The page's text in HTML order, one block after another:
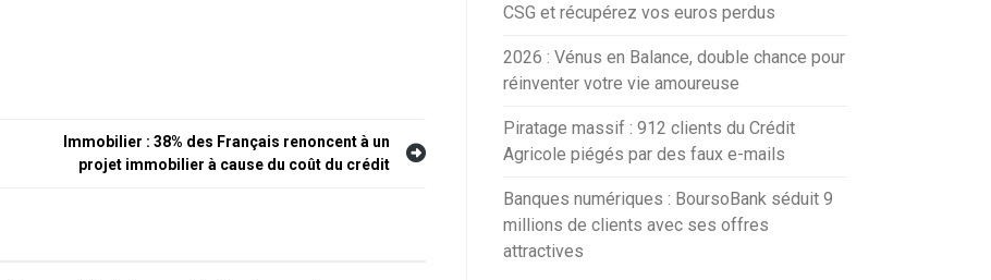
Immobilier : 38% des Français renoncent à un
projet immobilier à cause du coût du crédit
CSG et récupérez vos euros perdus
2026 : Vénus en Balance, double chance pour
réinventer votre vie amoureuse
Piratage massif : 912 clients du Crédit
Agricole piégés par des faux e-mails
Banques numériques : BoursoBank séduit 9
millions de clients avec ses offres
attractives